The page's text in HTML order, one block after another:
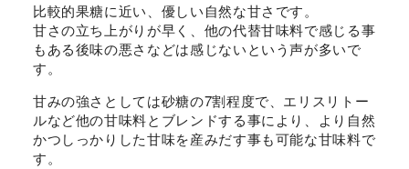
比較的果糖に近い、優しい自然な甘さです。
甘さの立ち上がりが早く、他の代替甘味料で感じる事
もある後味の悪さなどは感じないという声が多いで
す。
甘みの強さとしては砂糖の7割程度で、エリスリトー
ルなど他の甘味料とブレンドする事により、より自然
かつしっかりした甘味を産みだす事も可能な甘味料で
す。